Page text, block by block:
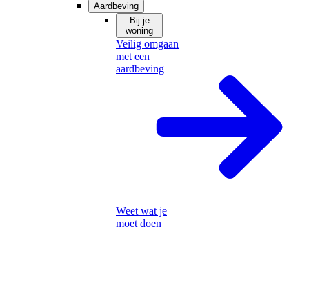
Aardbeving
Bij je
woning
Veilig omgaan
met een
aardbeving
Weet wat je
moet doen